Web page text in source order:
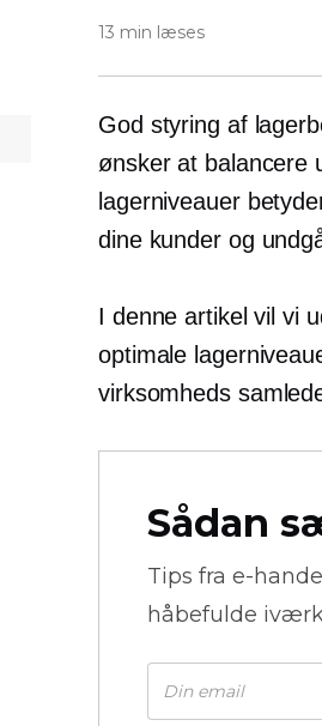
13 min læses
God styring af
ønsker at balancere
lagerniveauer
dine kunder og
I denne artikel vil vi
optimale
virksomheds
Sådan
Tips fra e-handel
håbefulde